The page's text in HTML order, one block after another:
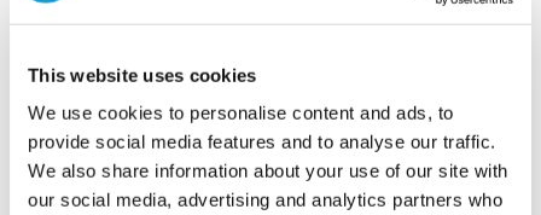
This website uses cookies
We use cookies to personalise content and ads, to
provide social media features and to analyse our traffic.
We also share information about your use of our site with
our social media, advertising and analytics partners who
الطلبات